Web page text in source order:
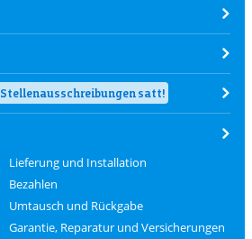
Stellenausschreibungen satt!
Lieferung und Installation
Bezahlen
Umtausch und Rückgabe
Garantie, Reparatur und Versicherungen